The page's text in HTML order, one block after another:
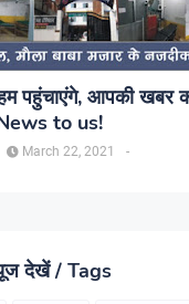
खबर को सही जगह
to us!
-
March 22, 2021
देखें / Tags